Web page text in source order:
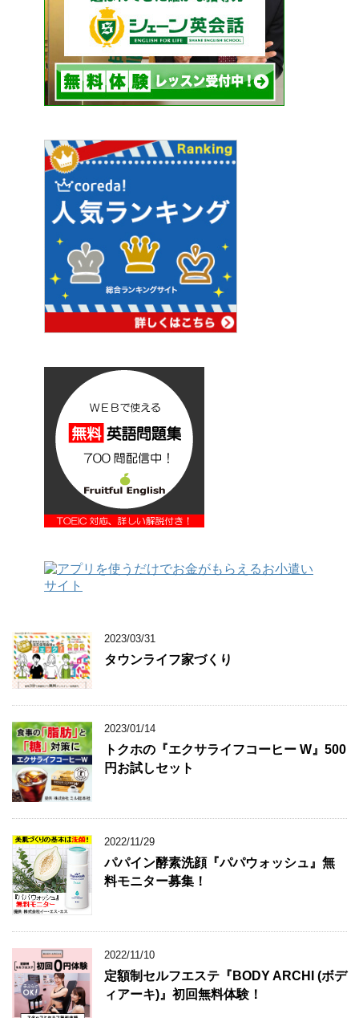
2023/03/31
タウンライフ家づくり
2023/01/14
トクホの『エクサライフコーヒー W』500
円お試しセット
2022/11/29
パパイン酵素洗顔『パパウォッシュ』無
料モニター募集！
2022/11/10
定額制セルフエステ『BODY ARCHI (ボデ
ィアーキ)』初回無料体験！